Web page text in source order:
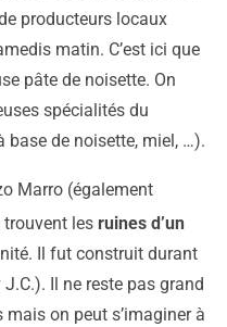
producteurs locaux
matin. C’est ici que
pâte de noisette. On
spécialités du
base de noisette, miel, …).
Marro (également
trouvent les ruines d’un
Il fut construit durant
J.C.). Il ne reste pas grand
on peut s’imaginer à